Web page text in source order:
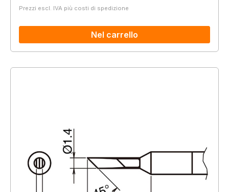
Prezzi escl. IVA più costi di spedizione
Nel carrello